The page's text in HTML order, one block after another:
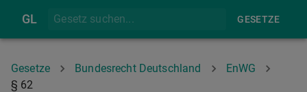
GL GESETZE
Gesetze Bundesrecht Deutschland
EnWG
§ 62